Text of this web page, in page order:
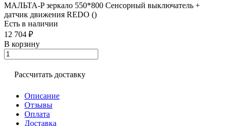
МАЛЬТА-P зеркало 550*800 Сенсорный выключатель +
датчик движения REDO ()
Есть в наличии
12 704 ₽
В корзину
Рассчитать доставку
Описание
Отзывы
Оплата
Доставка